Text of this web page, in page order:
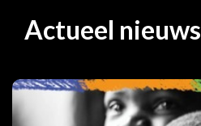
Actueel nieuws